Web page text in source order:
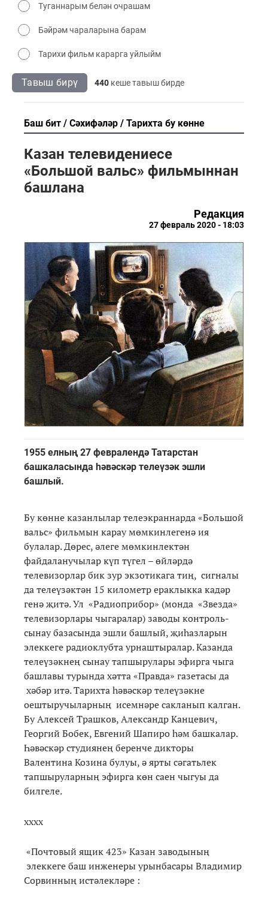
Туганнарым белән очрашам
Бәйрәм чараларына барам
Тарихи фильм карарга уйлыйм
Тавыш бирү 440 кеше тавыш бирде
Баш бит Сәхифәләр Тарихта бу көнне
Казан телевидениеcе
«Большой вальс» фильмыннан
башлана
Редакция
27 февраль 2020 - 18:03
1955 елның 27 февралендә Татарстан
башкаласында һәвәскәр телеүзәк эшли
башлый.
Бу көнне казанлылар телеэкраннарда «Большой
вальс» фильмын карау мөмкинлегенә ия
булалар. Дөрес, әлеге мөмкинлектән
файдаланучылар күп түгел – өйләрдә
телевизорлар бик зур экзотикага тиң, сигналы
да телеүзәктән 15 километр ераклыкка кадәр
генә җитә. Ул «Радиоприбор» (монда «Звезда»
телевизорлары чыгаралар) заводы контроль-
сынау базасында эшли башлый, җиһазларын
элеккеге радиоклубта урнаштыралар. Казанда
телеүзәкнең сынау тапшырулары эфирга чыга
башлавы турында хәтта «Правда» газетасы да
хәбәр итә. Тарихта һәвәскәр телеүзәкне
оештыручыларның исемнәре сакланып калган.
Бу Алексей Трашков, Александр Канцевич,
Георгий Бобек, Евгений Шапиро һәм башкалар.
Һәвәскәр студиянең беренче дикторы
Валентина Козина булуы, ә ярты сәгатьлек
тапшыруларның эфирга көн саен чыгуы да
билгеле.
хххх
«Почтовый ящик 423» Казан заводының
элеккеге баш инженеры урынбасары Владимир
Сорвинның истәлекләре :